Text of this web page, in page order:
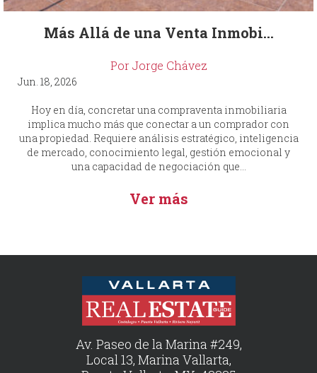
Más Allá de una Venta Inmobi...
Por Jorge Chávez
Jun. 18, 2026
Hoy en día, concretar una compraventa inmobiliaria
implica mucho más que conectar a un comprador con
una propiedad. Requiere análisis estratégico, inteligencia
de mercado, conocimiento legal, gestión emocional y
una capacidad de negociación que...
Ver más
Av. Paseo de la Marina #249,
Local 13, Marina Vallarta,